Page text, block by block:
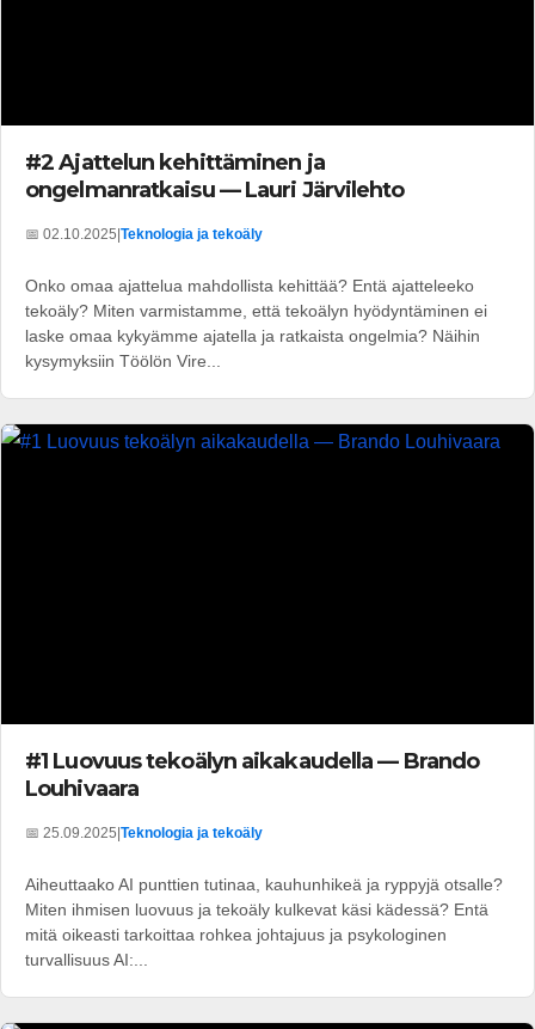
#2 Ajattelun kehittäminen ja
ongelmanratkaisu — Lauri Järvilehto
📅 02.10.2025 Teknologia ja tekoäly
Onko omaa ajattelua mahdollista kehittää? Entä ajatteleeko
tekoäly? Miten varmistamme, että tekoälyn hyödyntäminen ei
laske omaa kykyämme ajatella ja ratkaista ongelmia? Näihin
kysymyksiin Töölön Vire...
#1 Luovuus tekoälyn aikakaudella — Brando
Louhivaara
📅 25.09.2025 Teknologia ja tekoäly
Aiheuttaako AI punttien tutinaa, kauhunhikeä ja ryppyjä otsalle?
Miten ihmisen luovuus ja tekoäly kulkevat käsi kädessä? Entä
mitä oikeasti tarkoittaa rohkea johtajuus ja psykologinen
turvallisuus AI:...